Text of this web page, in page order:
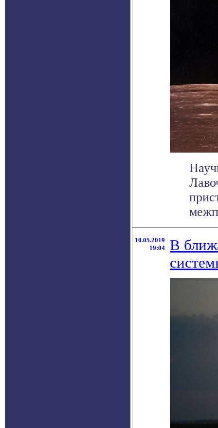
10.05.2019
19:04
В